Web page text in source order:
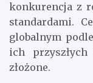
konkurencja z
standardami.
globalnym
ich
złożone.